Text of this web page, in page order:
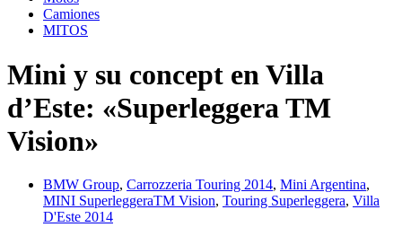
Camiones
MITOS
Mini y su concept en Villa
d’Este: «Superleggera TM
Vision»
BMW Group, Carrozzeria Touring 2014, Mini Argentina,
MINI SuperleggeraTM Vision, Touring Superleggera, Villa
D'Este 2014